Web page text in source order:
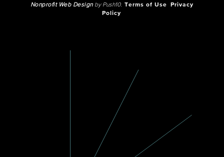
Nonprofit Web Designby Push10. Terms of Use
Privacy
Policy